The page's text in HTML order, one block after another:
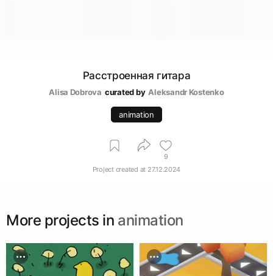
Расстроенная гитара
Alisa Dobrova curated by Аleksandr Kostenko
animation
9
Project created at 27.12.2024
More projects in animation